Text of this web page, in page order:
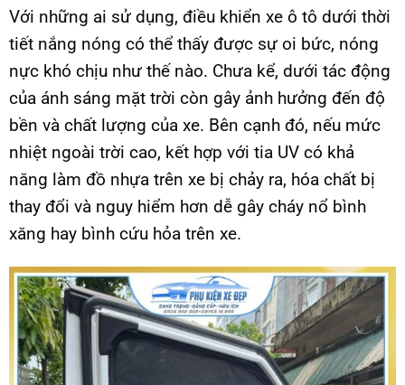
Với những ai sử dụng, điều khiển xe ô tô dưới thời
tiết nắng nóng có thể thấy được sự oi bức, nóng
nực khó chịu như thế nào. Chưa kể, dưới tác động
của ánh sáng mặt trời còn gây ảnh hưởng đến độ
bền và chất lượng của xe. Bên cạnh đó, nếu mức
nhiệt ngoài trời cao, kết hợp với tia UV có khả
năng làm đồ nhựa trên xe bị chảy ra, hóa chất bị
thay đổi và nguy hiểm hơn dễ gây cháy nổ bình
xăng hay bình cứu hỏa trên xe.